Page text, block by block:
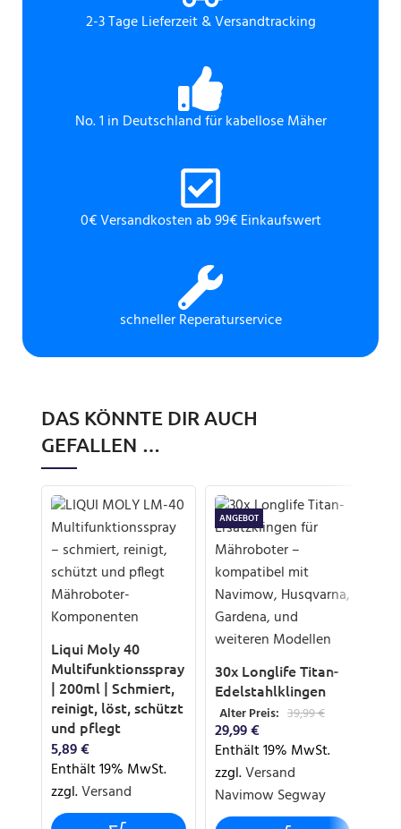
2-3 Tage Lieferzeit & Versandtracking
No. 1 in Deutschland für kabellose Mäher
0€ Versandkosten ab 99€ Einkaufswert
schneller Reperaturservice
DAS KÖNNTE DIR AUCH
GEFALLEN …
Liqui Moly 40
Multifunktionsspray
| 200ml | Schmiert,
reinigt, löst, schützt
und pflegt
5,89€
Enthält 19% MwSt.
zzgl.Versand
ANGEBOT
30x Longlife Titan-
Edelstahlklingen
Alter Preis: 39,99€
29,99€
Enthält 19% MwSt.
zzgl.Versand
Navimow Segway